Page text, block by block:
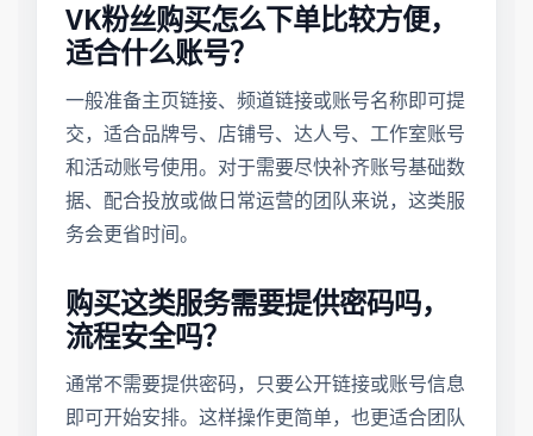
VK粉丝购买怎么下单比较方便，
适合什么账号？
一般准备主页链接、频道链接或账号名称即可提
交，适合品牌号、店铺号、达人号、工作室账号
和活动账号使用。对于需要尽快补齐账号基础数
据、配合投放或做日常运营的团队来说，这类服
务会更省时间。
购买这类服务需要提供密码吗，
流程安全吗？
通常不需要提供密码，只要公开链接或账号信息
即可开始安排。这样操作更简单，也更适合团队